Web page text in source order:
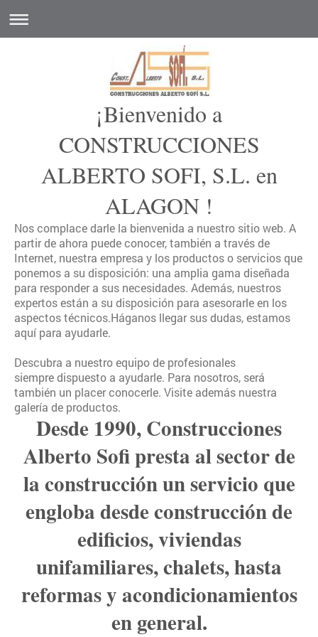
¡Bienvenido a
CONSTRUCCIONES
ALBERTO SOFI, S.L. en
ALAGON !
Nos complace darle la bienvenida a nuestro sitio web. A
partir de ahora puede conocer, también a través de
Internet, nuestra empresa y los productos o servicios que
ponemos a su disposición: una amplia gama diseñada
para responder a sus necesidades. Además, nuestros
expertos están a su disposición para asesorarle en los
aspectos técnicos.Háganos llegar sus dudas, estamos
aquí para ayudarle.
Descubra a nuestro equipo de profesionales
siempre dispuesto a ayudarle. Para nosotros, será
también un placer conocerle. Visite además nuestra
galería de productos.
Desde 1990, Construcciones
Alberto Sofi presta al sector de
la construcción un servicio que
engloba desde construcción de
edificios, viviendas
unifamiliares, chalets, hasta
reformas y acondicionamientos
en general.